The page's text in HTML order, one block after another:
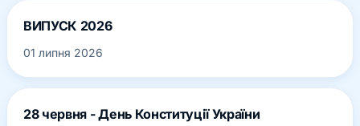
ВИПУСК 2026
01 липня 2026
28 червня - День Конституції України